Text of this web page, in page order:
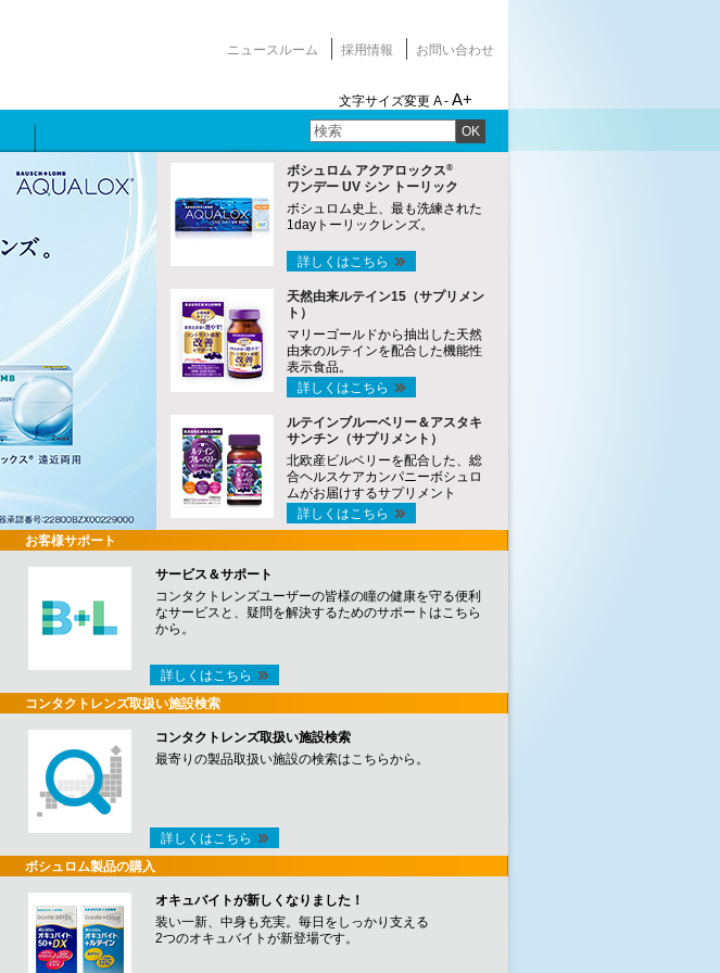
ニュースルーム 採用情報 お問い合わせ
文字サイズ変更 A - A+
OK
ボシュロム アクアロックス®
ワンデー UV シン トーリック
ボシュロム史上、最も洗練された
1dayトーリックレンズ。
詳しくはこちら
天然由来ルテイン15（サプリメン
ト）
マリーゴールドから抽出した天然
由来のルテインを配合した機能性
表示食品。
詳しくはこちら
ルテインブルーベリー＆アスタキ
サンチン（サプリメント）
北欧産ビルベリーを配合した、総
合ヘルスケアカンパニーボシュロ
ムがお届けするサプリメント
詳しくはこちら
お客様サポート
サービス＆サポート
コンタクトレンズユーザーの皆様の瞳の健康を守る便利
なサービスと、疑問を解決するためのサポートはこちら
から。
詳しくはこちら
コンタクトレンズ取扱い施設検索
コンタクトレンズ取扱い施設検索
最寄りの製品取扱い施設の検索はこちらから。
詳しくはこちら
ボシュロム製品の購入
オキュバイトが新しくなりました！
装い一新、中身も充実。毎日をしっかり支える
2つのオキュバイトが新登場です。